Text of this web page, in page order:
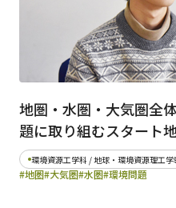
地圏・水圏・大気圏全
題に取り組むスタート
環境資源工学科 / 地球・環境資源理工学
#地圏#大気圏#水圏#環境問題